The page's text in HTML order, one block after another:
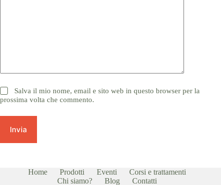
Salva il mio nome, email e sito web in questo browser per la
prossima volta che commento.
Invia
Home Prodotti Eventi
Corsi e trattamenti
Chi siamo?
Blog Contatti